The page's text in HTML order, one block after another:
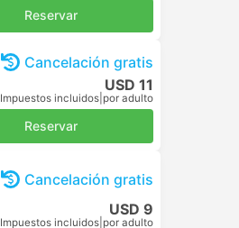
Reservar
Cancelación gratis
USD 11
Impuestos incluidos por adulto
Reservar
Cancelación gratis
USD 9
Impuestos incluidos por adulto